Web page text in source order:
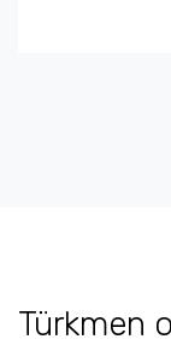
Türkmen